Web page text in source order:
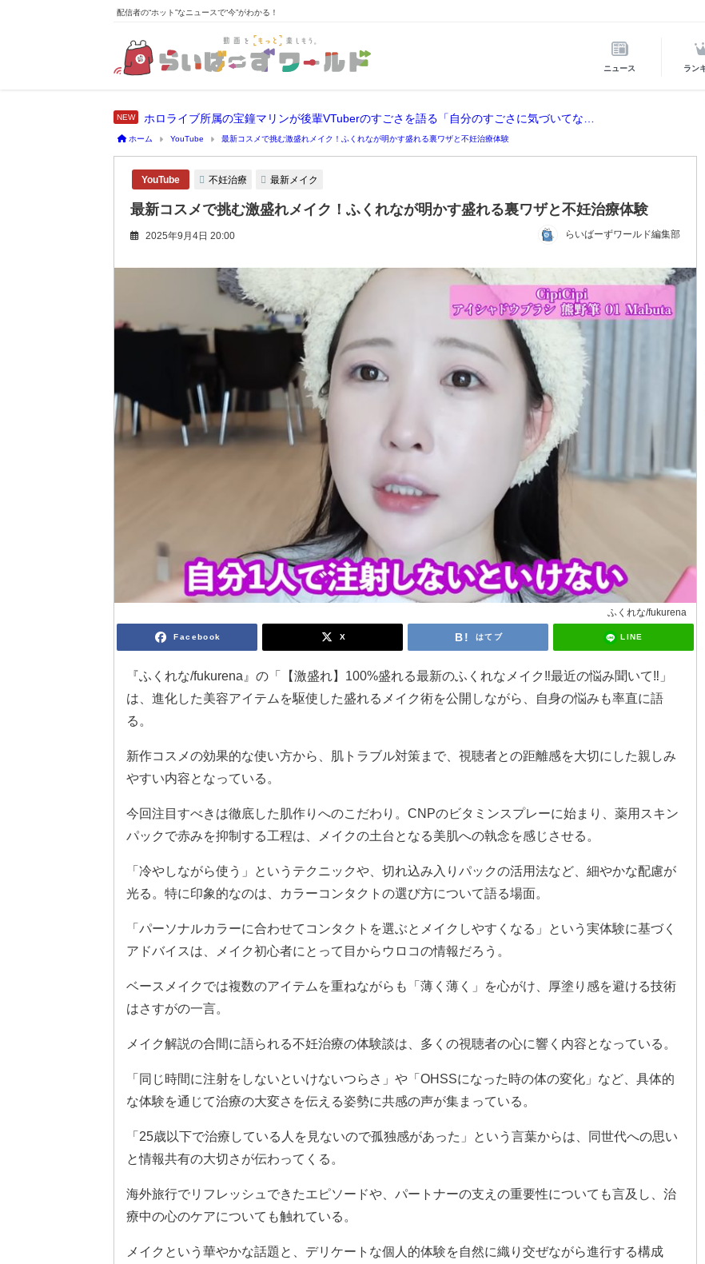
配信者の“ホット”なニュースで“今”がわかる！
ニュース ラン
ホーム YouTube 最新コスメで挑む激盛れメイク！ふくれなが明かす盛れる裏ワザと不妊治療体験
YouTube 不妊治療 最新メイク
最新コスメで挑む激盛れメイク！ふくれなが明かす盛れる裏ワザと不妊治療体験
2025年9月4日 20:00 らいばーずワールド編集部
ふくれな/fukurena
Facebook X はてブ LINE
『ふくれな/fukurena』の「【激盛れ】100%盛れる最新のふくれなメイク‼︎最近の悩み聞いて‼︎」
は、進化した美容アイテムを駆使した盛れるメイク術を公開しながら、自身の悩みも率直に語
る。
新作コスメの効果的な使い方から、肌トラブル対策まで、視聴者との距離感を大切にした親しみ
やすい内容となっている。
今回注目すべきは徹底した肌作りへのこだわり。CNPのビタミンスプレーに始まり、薬用スキン
パックで赤みを抑制する工程は、メイクの土台となる美肌への執念を感じさせる。
「冷やしながら使う」というテクニックや、切れ込み入りパックの活用法など、細やかな配慮が
光る。特に印象的なのは、カラーコンタクトの選び方について語る場面。
「パーソナルカラーに合わせてコンタクトを選ぶとメイクしやすくなる」という実体験に基づく
アドバイスは、メイク初心者にとって目からウロコの情報だろう。
ベースメイクでは複数のアイテムを重ねながらも「薄く薄く」を心がけ、厚塗り感を避ける技術
はさすがの一言。
メイク解説の合間に語られる不妊治療の体験談は、多くの視聴者の心に響く内容となっている。
「同じ時間に注射をしないといけないつらさ」や「OHSSになった時の体の変化」など、具体的
な体験を通じて治療の大変さを伝える姿勢に共感の声が集まっている。
「25歳以下で治療している人を見ないので孤独感があった」という言葉からは、同世代への思い
と情報共有の大切さが伝わってくる。
海外旅行でリフレッシュできたエピソードや、パートナーの支えの重要性についても言及し、治
療中の心のケアについても触れている。
メイクという華やかな話題と、デリケートな個人的体験を自然に織り交ぜながら進行する構成